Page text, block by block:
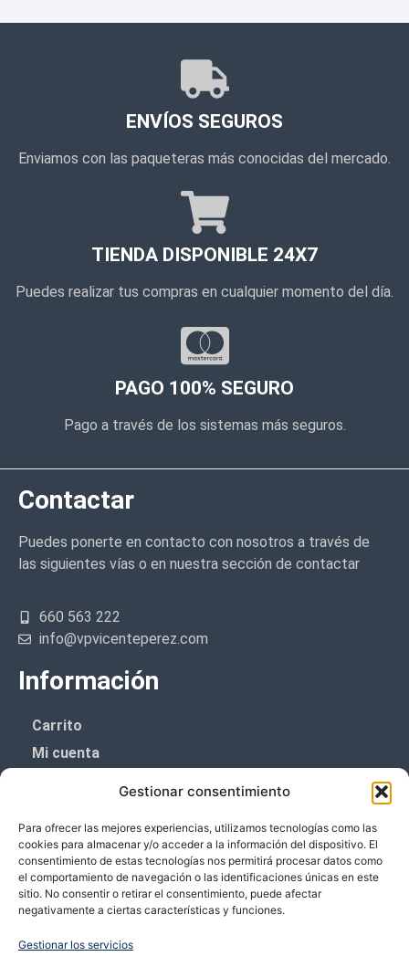
Gestionar consentimiento
Para ofrecer las mejores experiencias, utilizamos tecnologías como las
cookies para almacenar y/o acceder a la información del dispositivo. El
consentimiento de estas tecnologías nos permitirá procesar datos como
el comportamiento de navegación o las identificaciones únicas en este
sitio. No consentir o retirar el consentimiento, puede afectar
negativamente a ciertas características y funciones.
Gestionar los servicios
ENVÍOS SEGUROS
Enviamos con las paqueteras más conocidas del mercado.
TIENDA DISPONIBLE 24X7
Puedes realizar tus compras en cualquier momento del día.
PAGO 100% SEGURO
Pago a través de los sistemas más seguros.
Contactar
Puedes ponerte en contacto con nosotros a través de
las siguientes vías o en nuestra sección de contactar
660 563 222
info@vpvicenteperez.com
Información
Carrito
Mi cuenta
Política de cookies (UE)
Boletín de noticias
¡¡Suscríbete y prometemos no dar mucho el
Te enviaremos sólo cosas importantes.